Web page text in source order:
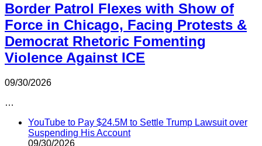
Border Patrol Flexes with Show of
Force in Chicago, Facing Protests &
Democrat Rhetoric Fomenting
Violence Against ICE
09/30/2026
…
YouTube to Pay $24.5M to Settle Trump Lawsuit over
Suspending His Account
09/30/2026